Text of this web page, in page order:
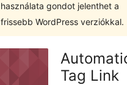
használata gondot jelenthet a
frissebb WordPress verziókkal.
Tag Link